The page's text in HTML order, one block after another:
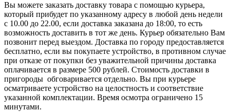
Вы можете заказать доставку товара с помощью курьера,
который прибудет по указанному адресу в любой день недели
с 10.00 до 22.00, если доставка заказана до 18:00, то есть
возможность доставить в тот же день. Курьер обязательно Вам
позвонит перед выездом. Доставка по городу предоставляется
бесплатно, если вы покупаете устройство, в противном случае
при отказе от покупки без уважительной причины доставка
оплачивается в размере 500 рублей. Стоимость доставки в
пригороды обговаривается отдельно. Вы при курьере
осматриваете устройство на целостность и соответствие
указанной комплектации. Время осмотра ограничено 15
минутами.